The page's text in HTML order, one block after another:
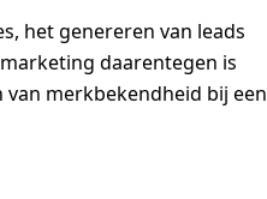
het genereren van leads
daarentegen is
merkbekendheid bij een